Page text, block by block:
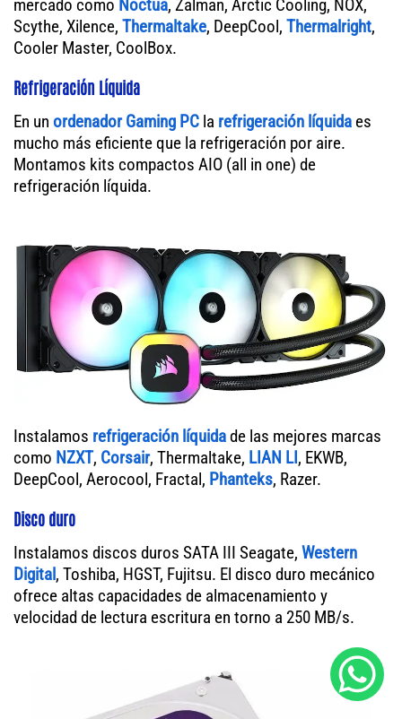
mercado como Noctua, Zalman, Arctic Cooling, NOX,
Scythe, Xilence, Thermaltake, DeepCool, Thermalright,
Cooler Master, CoolBox.
Refrigeración Líquida
En un ordenador Gaming PC la refrigeración líquida es
mucho más eficiente que la refrigeración por aire.
Montamos kits compactos AIO (all in one) de
refrigeración líquida.
Instalamos refrigeración líquidade las mejores marcas
como NZXT, Corsair, Thermaltake, LIAN LI, EKWB,
DeepCool, Aerocool, Fractal, Phanteks, Razer.
Disco duro
Instalamos discos duros SATA III Seagate, Western
Digital, Toshiba, HGST, Fujitsu. El disco duro mecánico
ofrece altas capacidades de almacenamiento y
velocidad de lectura escritura en torno a 250 MB/s.